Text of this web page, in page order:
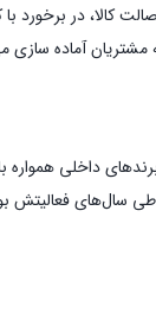
کالا، در
مشتریان آماده
داخلی
سال‌های فعالیتش